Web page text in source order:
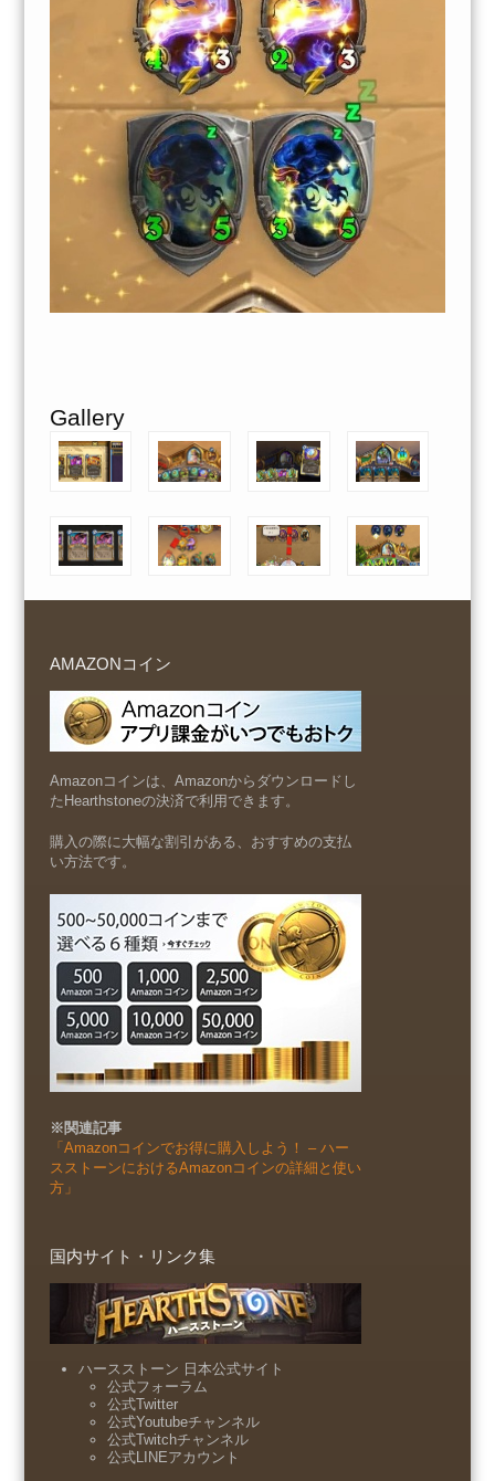
Gallery
AMAZONコイン
Amazonコインは、Amazonからダウンロードし
たHearthstoneの決済で利用できます。
購入の際に大幅な割引がある、おすすめの支払
い方法です。
※関連記事
「Amazonコインでお得に購入しよう！ – ハー
スストーンにおけるAmazonコインの詳細と使い
方」
国内サイト・リンク集
ハースストーン 日本公式サイト
公式フォーラム
公式Twitter
公式Youtubeチャンネル
公式Twitchチャンネル
公式LINEアカウント